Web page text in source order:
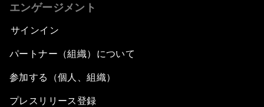
エンゲージメント
サインイン
パートナー（組織）について
参加する（個人、組織）
プレスリリース登録